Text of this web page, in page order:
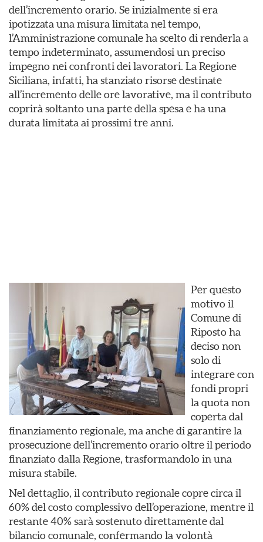
dell’incremento orario. Se inizialmente si era
ipotizzata una misura limitata nel tempo,
l’Amministrazione comunale ha scelto di renderla a
tempo indeterminato, assumendosi un preciso
impegno nei confronti dei lavoratori. La Regione
Siciliana, infatti, ha stanziato risorse destinate
all’incremento delle ore lavorative, ma il contributo
coprirà soltanto una parte della spesa e ha una
durata limitata ai prossimi tre anni.
Per questo
motivo il
Comune di
Riposto ha
deciso non
solo di
integrare con
fondi propri
la quota non
coperta dal
finanziamento regionale, ma anche di garantire la
prosecuzione dell’incremento orario oltre il periodo
finanziato dalla Regione, trasformandolo in una
misura stabile.
Nel dettaglio, il contributo regionale copre circa il
60% del costo complessivo dell’operazione, mentre il
restante 40% sarà sostenuto direttamente dal
bilancio comunale, confermando la volontà